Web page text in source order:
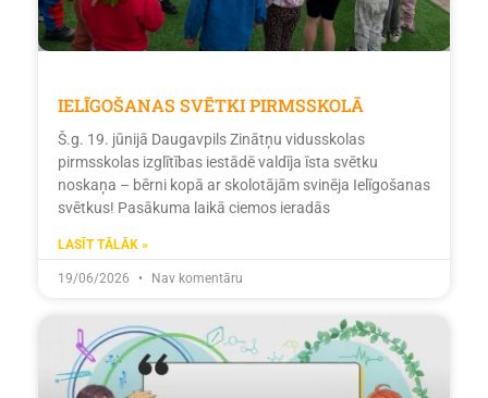
IELĪGOŠANAS SVĒTKI PIRMSSKOLĀ
Š.g. 19. jūnijā Daugavpils Zinātņu vidusskolas
pirmsskolas izglītības iestādē valdīja īsta svētku
noskaņa – bērni kopā ar skolotājām svinēja Ielīgošanas
svētkus! Pasākuma laikā ciemos ieradās
LASĪT TĀLĀK »
19/06/2026 Nav komentāru